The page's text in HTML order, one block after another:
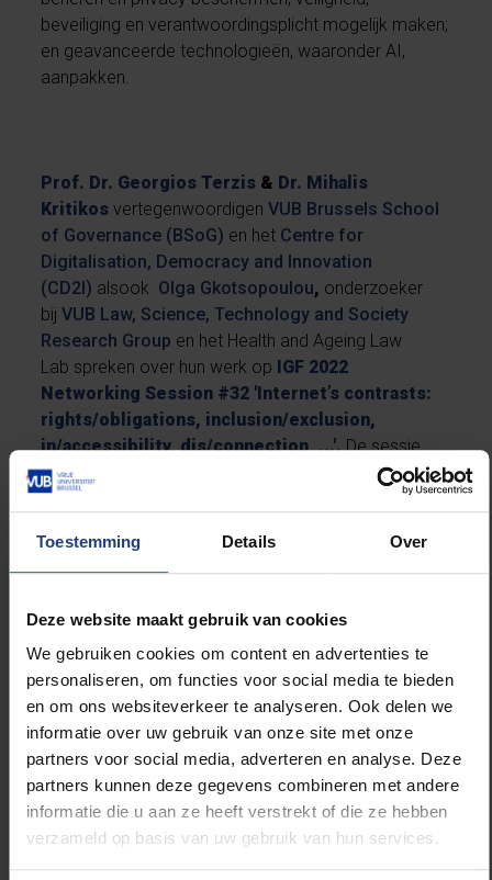
Toestemming Details Over
Deze website maakt gebruik van cookies
We gebruiken cookies om content en advertenties te
personaliseren, om functies voor social media te bieden
en om ons websiteverkeer te analyseren. Ook delen we
informatie over uw gebruik van onze site met onze
partners voor social media, adverteren en analyse. Deze
partners kunnen deze gegevens combineren met andere
informatie die u aan ze heeft verstrekt of die ze hebben
verzameld op basis van uw gebruik van hun services.
beveiliging en verantwoordingsplicht mogelijk maken;
en geavanceerde technologieën, waaronder AI,
aanpakken.
Prof. Dr. Georgios Terzis & Dr. Mihalis
Kritikos vertegenwoordigenVUB Brussels School
of Governance (BSoG) en het Centre for
Digitalisation, Democracy and Innovation
(CD2I) alsook Olga Gkotsopoulou, onderzoeker
bijVUB Law, Science, Technology and Society
Research Group en het Health and Ageing Law
Lab spreken over hun werk op IGF 2022
Networking Session #32 'Internet’s contrasts:
rights/obligations, inclusion/exclusion,
in/accessibility, dis/connection, ...'.De sessie
wordt mee georganiseerd door een consortium
geleid door
the Universiteit Gent – Human Rights
De netwerksessie vindt plaats op dinsdag 29
november 2022 (06:00-07:00 UTC) in zaal 'Banquet
Hall B' en is ook online te volgen. Het zal draaien om
het volgende thema van het IGF22: Connecting All
People and Safeguarding Human Rights. Zowel
vanuit theoretisch als praktisch oogpunt wordt
ingegaan op de noodzaak om een antwoord te
bieden op een reeks recent opgedoken of
geëscaleerde maatschappelijke uitdagingen